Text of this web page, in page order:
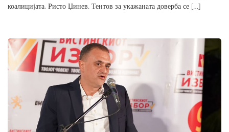
коалицијата, Ристо Џинев. Тентов за укажаната доверба се […]